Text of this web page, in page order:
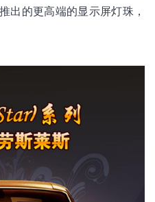
出的更高端的显示屏灯珠，